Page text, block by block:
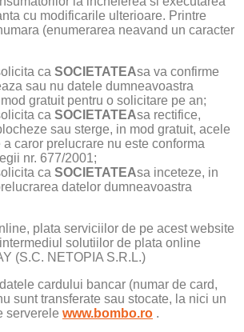
cu modificarile ulterioare. Printre
(enumerarea neavand un caracter
ca SOCIETATEAsa va confirme
sau nu datele dumneavoastra
gratuit pentru o solicitare pe an;
ca SOCIETATEAsa rectifice,
sau sterge, in mod gratuit, acele
caror prelucrare nu este conforma
nr. 677/2001;
ca SOCIETATEAsa inceteze, in
datelor dumneavoastra
plata serviciilor de pe acest website
solutiilor de plata online
(S.C. NETOPIA S.R.L.)
cardului bancar (numar de card,
sunt transferate sau stocate, la nici un
serverele www.bombo.ro .